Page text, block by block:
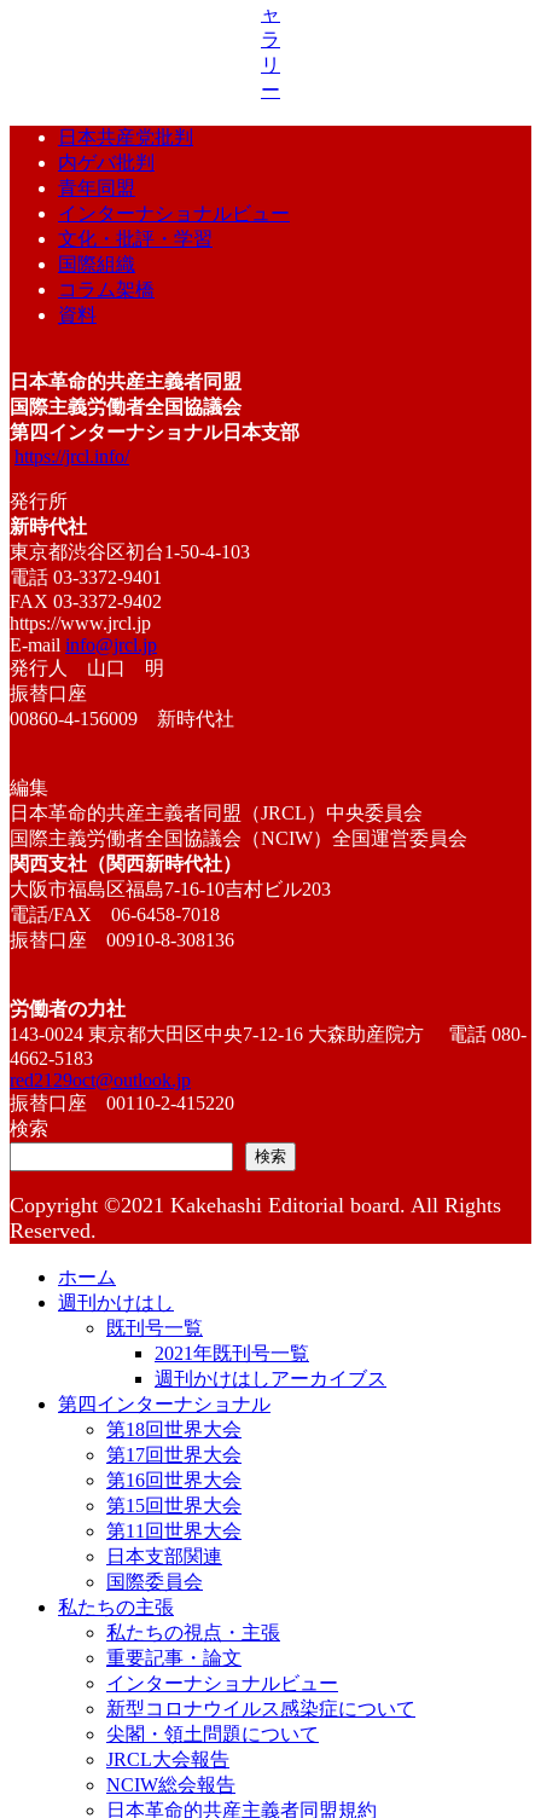
ャ
ラ
リ
ー
日本共産党批判
内ゲバ批判
青年同盟
インターナショナルビュー
文化・批評・学習
国際組織
コラム架橋
資料
日本革命的共産主義者同盟
国際主義労働者全国協議会
第四インターナショナル日本支部
https://jrcl.info/
発行所
新時代社
東京都渋谷区初台1-50-4-103
電話 03-3372-9401
FAX 03-3372-9402
https://www.jrcl.jp
E-mail info@jrcl.jp
発行人 山口 明
振替口座
00860-4-156009 新時代社
編集
日本革命的共産主義者同盟（JRCL）中央委員会
国際主義労働者全国協議会（NCIW）全国運営委員会
関西支社（関西新時代社）
大阪市福島区福島7-16-10吉村ビル203
電話/FAX 06-6458-7018
振替口座 00910-8-308136
労働者の力社
143-0024 東京都大田区中央7-12-16 大森助産院方 電話 080-
4662-5183
red2129oct@outlook.jp
振替口座 00110-2-415220
検索
検索
Copyright ©2021 Kakehashi Editorial board. All Rights
Reserved.
ホーム
週刊かけはし
既刊号一覧
2021年既刊号一覧
週刊かけはしアーカイブス
第四インターナショナル
第18回世界大会
第17回世界大会
第16回世界大会
第15回世界大会
第11回世界大会
日本支部関連
国際委員会
私たちの主張
私たちの視点・主張
重要記事・論文
インターナショナルビュー
新型コロナウイルス感染症について
尖閣・領土問題について
JRCL大会報告
NCIW総会報告
日本革命的共産主義者同盟規約